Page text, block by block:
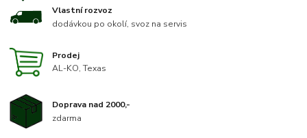
Vlastní rozvoz
dodávkou po okolí, svoz na servis
Prodej
AL-KO, Texas
Doprava nad 2000,-
zdarma